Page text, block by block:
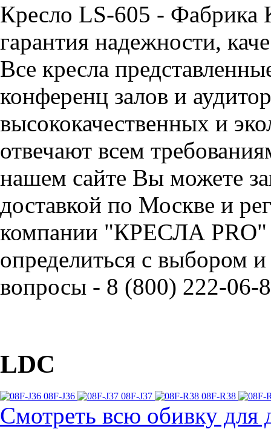
Кресло LS-605 - Фабрика
гарантия надежности,
Все кресла
конференц залов и
высококачественных и
отвечают всем
нашем сайте Вы можете
доставкой по Москве и
компании "КРЕСЛА PRO"
определиться с выбором
вопросы - 8 (800) 222-06-
LDC
08F-J36 08F-J37 08F-R38
Смотреть всю обивку для